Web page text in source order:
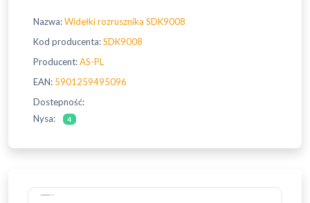
Nazwa:Widełki rozrusznika SDK9008
Kod producenta:SDK9008
Producent:AS-PL
EAN: 5901259495096
Dostepność:
Nysa:
4